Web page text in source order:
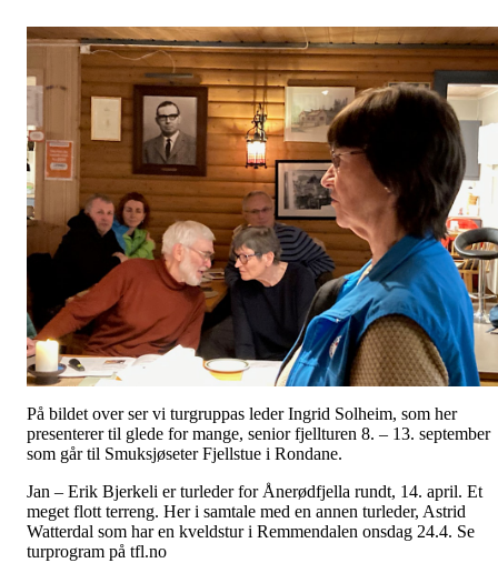
På bildet over ser vi turgruppas leder Ingrid Solheim, som her
presenterer til glede for mange, senior fjellturen 8. – 13. september
som går til Smuksjøseter Fjellstue i Rondane.
Jan – Erik Bjerkeli er turleder for Ånerødfjella rundt, 14. april. Et
meget flott terreng. Her i samtale med en annen turleder, Astrid
Watterdal som har en kveldstur i Remmendalen onsdag 24.4. Se
turprogram på tfl.no